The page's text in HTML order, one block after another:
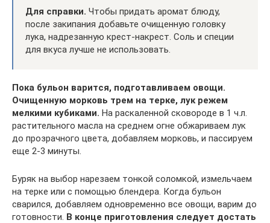
Для справки. Чтобы придать аромат блюду,
после закипания добавьте очищенную головку
лука, надрезанную крест-накрест. Соль и специи
для вкуса лучше не использовать.
Пока бульон варится, подготавливаем овощи.
Очищенную морковь трем на терке, лук режем
мелкими кубиками. На раскаленной сковороде в 1 ч.л.
растительного масла на среднем огне обжариваем лук
до прозрачного цвета, добавляем морковь, и пассируем
еще 2-3 минуты.
Буряк на выбор нарезаем тонкой соломкой, измельчаем
на терке или с помощью блендера. Когда бульон
сварился, добавляем одновременно все овощи, варим до
готовности. В конце приготовления следует достать